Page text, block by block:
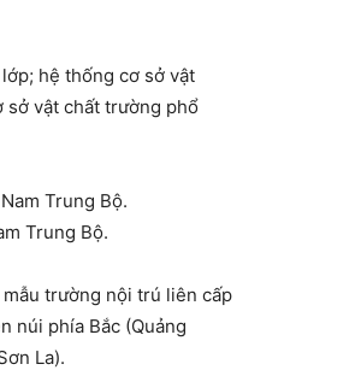
hệ thống cơ sở vật
sở vật chất trường phổ
Trung Bộ.
trường nội trú liên cấp
núi phía Bắc (Quảng
La).